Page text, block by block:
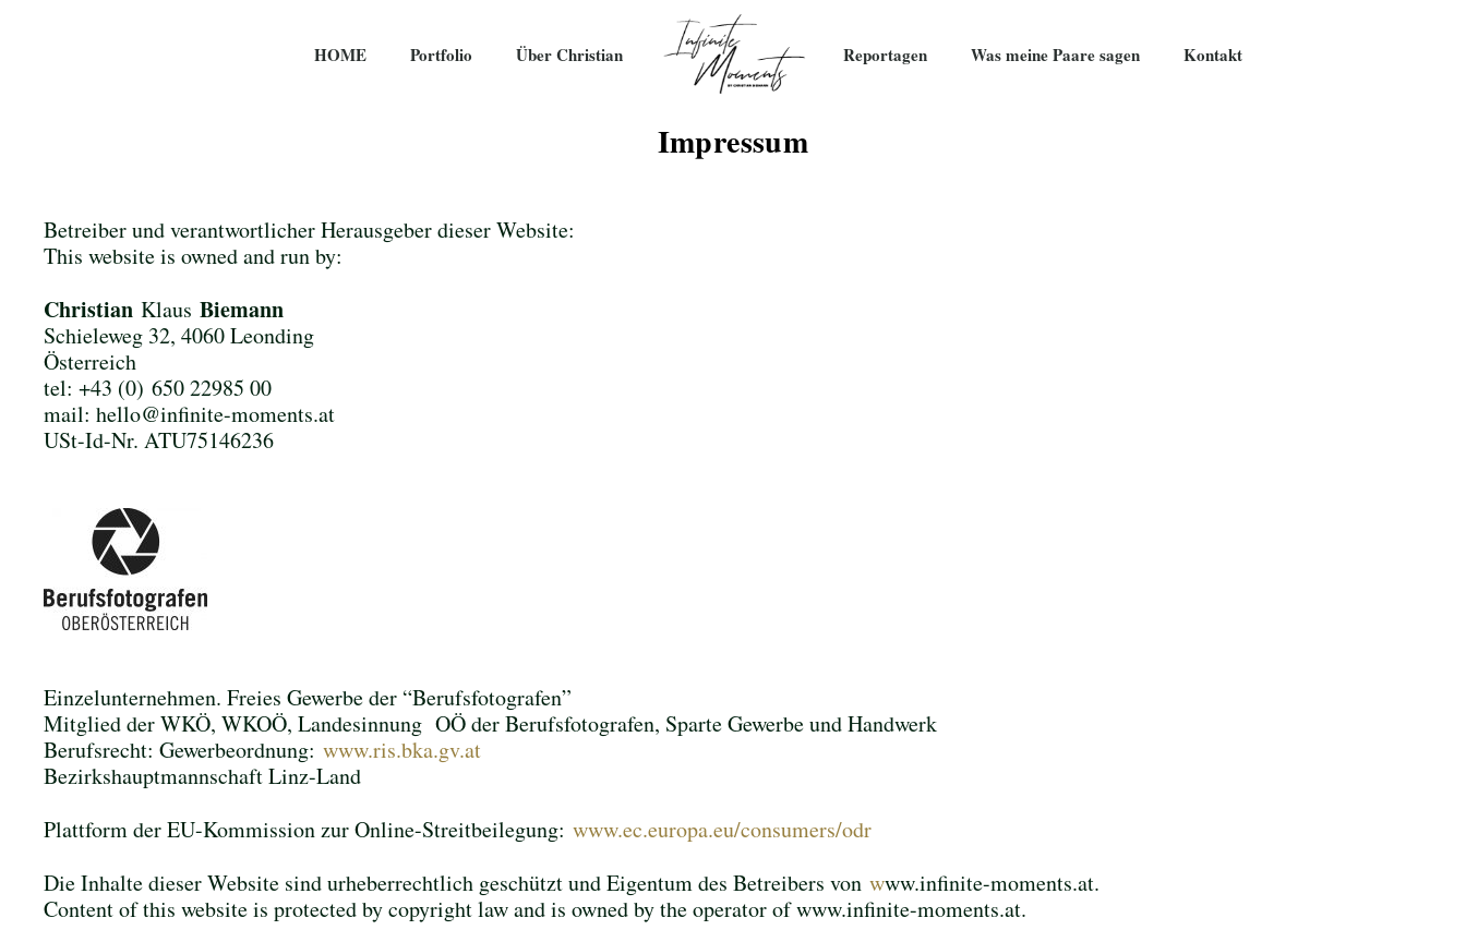
HOME Portfolio Über Christian Reportagen Was meine Paare sagen Kontakt
Impressum
Betreiber und verantwortlicher Herausgeber dieser Website:
This website is owned and run by:
Christian Klaus Biemann
Schieleweg 32, 4060 Leonding
Österreich
tel: +43 (0) 650 22985 00
mail: hello@infinite-moments.at
USt-Id-Nr. ATU75146236
Einzelunternehmen. Freies Gewerbe der “Berufsfotografen”
Mitglied der WKÖ, WKOÖ, Landesinnung OÖ der Berufsfotografen, Sparte Gewerbe und Handwerk
Berufsrecht: Gewerbeordnung: www.ris.bka.gv.at
Bezirkshauptmannschaft Linz-Land
Plattform der EU-Kommission zur Online-Streitbeilegung: www.ec.europa.eu/consumers/odr
Die Inhalte dieser Website sind urheberrechtlich geschützt und Eigentum des Betreibers von www.infinite-moments.at.
Content of this website is protected by copyright law and is owned by the operator of www.infinite-moments.at.